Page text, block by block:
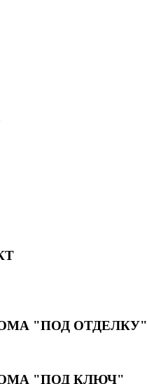
"ПОД ОТДЕЛКУ"
"ПОД КЛЮЧ"